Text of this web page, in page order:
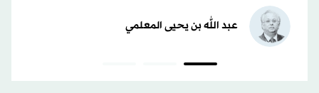
عبد الله بن يحيى المعلمي